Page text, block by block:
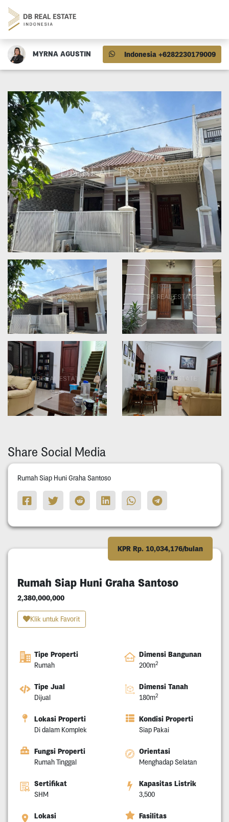
MYRNA AGUSTIN Indonesia +6282230179009
Share Social Media
Rumah Siap Huni Graha Santoso
KPR Rp. 10,034,176/bulan
Rumah Siap Huni Graha Santoso
2,380,000,000
Klik untuk Favorit
Tipe Properti
Rumah
Dimensi Bangunan
200m2
Tipe Jual
Dijual
Dimensi Tanah
180m2
Lokasi Properti
Di dalam Komplek
Kondisi Properti
Siap Pakai
Fungsi Properti
Rumah Tinggal
Orientasi
Menghadap Selatan
Sertifikat
SHM
Kapasitas Listrik
3,500
Lokasi Fasilitas